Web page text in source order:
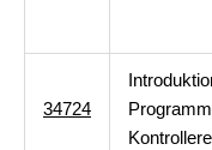
34724
Kontrollere